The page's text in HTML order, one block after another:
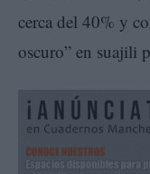
cerca del 40% y
oscuro” en suajili